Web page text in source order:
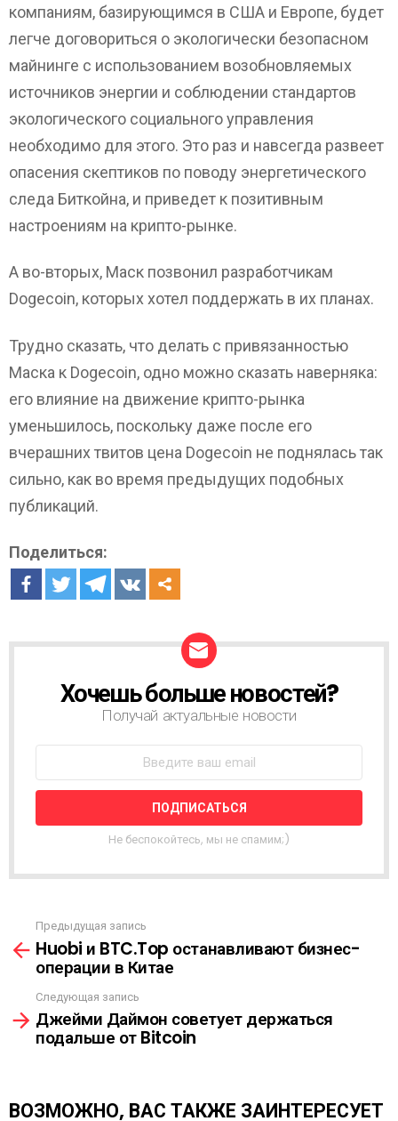
компаниям, базирующимся в США и Европе, будет
легче договориться о экологически безопасном
майнинге с использованием возобновляемых
источников энергии и соблюдении стандартов
экологического социального управления
необходимо для этого. Это раз и навсегда развеет
опасения скептиков по поводу энергетического
следа Биткойна, и приведет к позитивным
настроениям на крипто-рынке.
А во-вторых, Маск позвонил разработчикам
Dogecoin, которых хотел поддержать в их планах.
Трудно сказать, что делать с привязанностью
Маска к Dogecoin, одно можно сказать наверняка:
его влияние на движение крипто-рынка
уменьшилось, поскольку даже после его
вчерашних твитов цена Dogecoin не поднялась так
сильно, как во время предыдущих подобных
публикаций.
Поделиться:
О
Т
Н
Я
А
С
Ы
Л
К
А
Хочешь больше новостей?
Получай актуальные новости
Не беспокойтесь, мы не спамим;)
м
е
щ
Предыдущая запись
Huobi и BTC.Top останавливают бизнес-
операции в Китае
Следующая запись
Джейми Даймон советует держаться
подальше от Bitcoin
ВОЗМОЖНО, ВАС ТАКЖЕ ЗАИНТЕРЕСУЕТ